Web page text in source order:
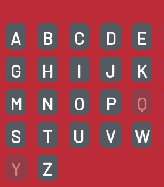
A B C D E
G
H I J K
M
N O P Q
S
T U V W
Y
Z